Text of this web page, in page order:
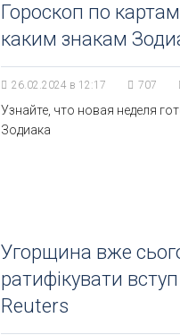
Гороскоп по
каким знакам
26.02.2024 в 12:17 707
Узнайте, что новая неделя
Зодиака
Угорщина вже
ратифікувати
Reuters